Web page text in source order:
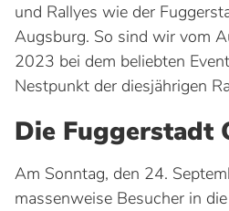
und Rallyes wie der
Augsburg. So sind wir vom
2023 bei dem beliebten
Nestpunkt der diesjährigen
Die Fuggerstadt
Am Sonntag, den 24.
massenweise Besucher in